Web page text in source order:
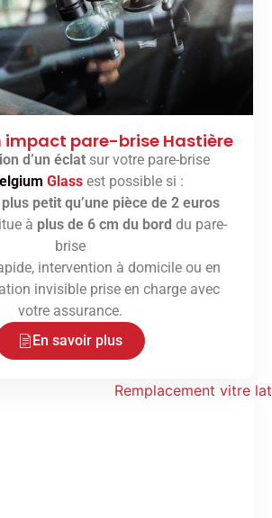
impact pare-brise Hastière
d’un éclatsur votre pare-brise
Glass est possible si :
plus petit qu’une pièce de 2 euros
à plus de 6 cm du bord du pare-
brise
intervention à domicile ou en
invisible prise en charge avec
votre assurance.
En savoir plus